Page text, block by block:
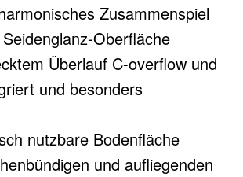
Zusammenspiel
Oberfläche
Überlauf C-overflow und
und besonders
nutzbare Bodenfläche
und aufliegenden